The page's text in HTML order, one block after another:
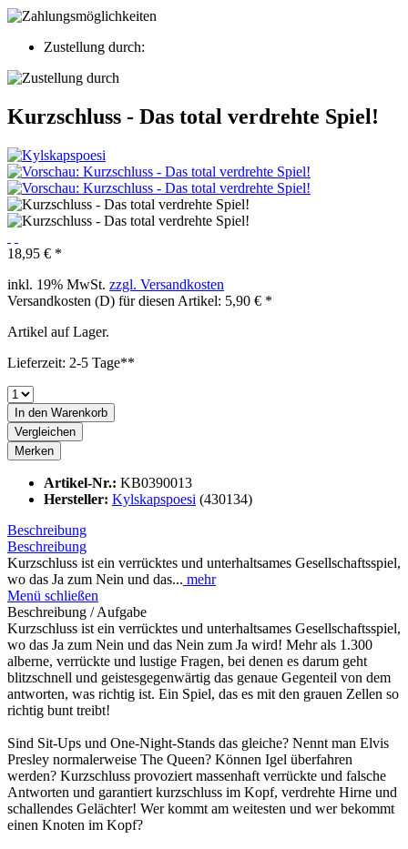
Zustellung durch:
Kurzschluss - Das total verdrehte Spiel!
18,95 € *
inkl. 19% MwSt. zzgl. Versandkosten
Versandkosten (D) für diesen Artikel: 5,90 € *
Artikel auf Lager.
Lieferzeit: 2-5 Tage**
In den Warenkorb
Vergleichen
Merken
Artikel-Nr.: KB0390013
Hersteller: Kylskapspoesi (430134)
Beschreibung
Beschreibung
Kurzschluss ist ein verrücktes und unterhaltsames Gesellschaftsspiel,
wo das Ja zum Nein und das... mehr
Menü schließen
Beschreibung / Aufgabe
Kurzschluss ist ein verrücktes und unterhaltsames Gesellschaftsspiel,
wo das Ja zum Nein und das Nein zum Ja wird! Mehr als 1.300
alberne, verrückte und lustige Fragen, bei denen es darum geht
blitzschnell und geistesgegenwärtig das genaue Gegenteil von dem
antworten, was richtig ist. Ein Spiel, das es mit den grauen Zellen so
richtig bunt treibt!
Sind Sit-Ups und One-Night-Stands das gleiche? Nennt man Elvis
Presley normalerweise The Queen? Können Igel überfahren
werden? Kurzschluss provoziert massenhaft verrückte und falsche
Antworten und garantiert kurzschluss im Kopf, verdrehte Hirne und
schallendes Gelächter! Wer kommt am weitesten und wer bekommt
einen Knoten im Kopf?